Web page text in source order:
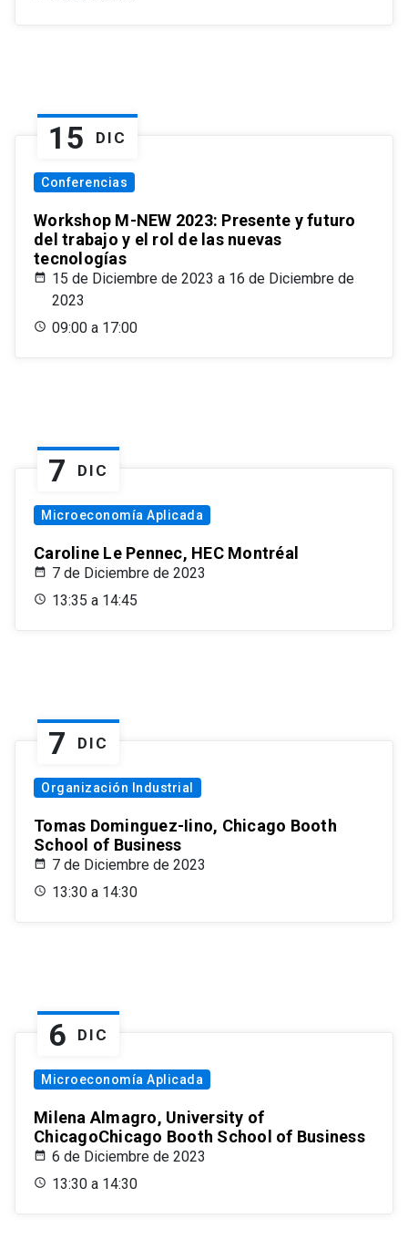
15 DIC
Conferencias
Workshop M-NEW 2023: Presente y futuro
del trabajo y el rol de las nuevas
tecnologías
15 de Diciembre de 2023 a 16 de Diciembre de
2023
09:00 a 17:00
7 DIC
Microeconomía Aplicada
Caroline Le Pennec, HEC Montréal
7 de Diciembre de 2023
13:35 a 14:45
7 DIC
Organización Industrial
Tomas Dominguez-Iino, Chicago Booth
School of Business
7 de Diciembre de 2023
13:30 a 14:30
6 DIC
Microeconomía Aplicada
Milena Almagro, University of
ChicagoChicago Booth School of Business
6 de Diciembre de 2023
13:30 a 14:30